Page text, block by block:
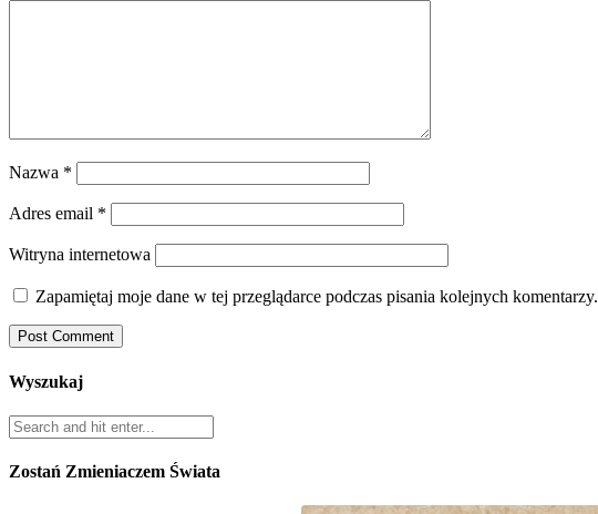
Nazwa *
Adres email *
Witryna internetowa
Zapamiętaj moje dane w tej przeglądarce podczas pisania kolejnych komentarzy.
Wyszukaj
Zostań Zmieniaczem Świata